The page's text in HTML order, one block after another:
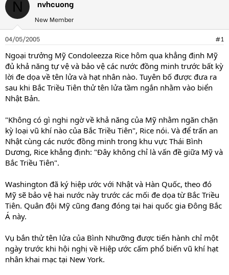
e
r
N nvhcuong
New Member
04/05/2005 #1
Ngoại trưởng Mỹ Condoleezza Rice hôm qua khẳng định Mỹ
đủ khả năng tự vệ và bảo vệ các nước đồng minh trước bất kỳ
lời đe dọa về tên lửa và hạt nhân nào. Tuyên bố được đưa ra
sau khi Bắc Triều Tiên thử tên lửa tầm ngắn nhằm vào biển
Nhật Bản.
"Không có gì nghi ngờ về khả năng của Mỹ nhằm ngăn chặn
kỳ loại vũ khí nào của Bắc Triều Tiên", Rice nói. Và để trấn an
Nhật cùng các nước đồng minh trong khu vực Thái Bình
Dương, Rice khẳng định: "Đây không chỉ là vấn đề giữa Mỹ và
Bắc Triều Tiên".
Washington đã ký hiệp ước với Nhật và Hàn Quốc, theo đó
Mỹ sẽ bảo vệ hai nước này trước các mối đe dọa từ Bắc Triều
Tiên. Quân đội Mỹ cũng đang đóng tại hai quốc gia Đông Bắc
Á này.
Vụ bắn thử tên lửa của Bình Nhưỡng được tiến hành chỉ một
ngày trước khi hội nghị về Hiệp ước cấm phổ biến vũ khí hạt
nhân khai mạc tại New York.